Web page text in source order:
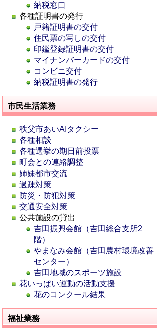
納税窓口
各種証明書の発行
戸籍証明書の交付
住民票の写しの交付
印鑑登録証明書の交付
マイナンバーカードの交付
コンビニ交付
納税証明書の発行
市民生活業務
秩父市あいAIタクシー
各種相談
各種選挙の期日前投票
町会との連絡調整
姉妹都市交流
過疎対策
防災・防犯対策
交通安全対策
公共施設の貸出
吉田振興会館（吉田総合支所2
階）
やまなみ会館（吉田農村環境改善
センター）
吉田地域のスポーツ施設
花いっぱい運動の活動支援
花のコンクール結果
福祉業務